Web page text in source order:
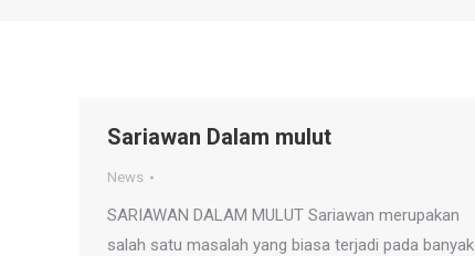
Sariawan Dalam mulut
News
SARIAWAN DALAM MULUT Sariawan merupakan
salah satu masalah yang biasa terjadi pada banyak